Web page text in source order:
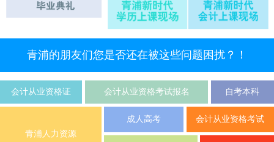
青浦的朋友们您是否还在被这些问题困扰？！
会计从业资格证 会计从业资格考试报名 自考本科
青浦人力资源
成人高考 会计从业资格考试